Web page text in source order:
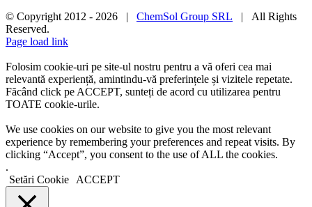
© Copyright 2012 - 2026 | ChemSol Group SRL | All Rights
Reserved.
Page load link
Folosim cookie-uri pe site-ul nostru pentru a vă oferi cea mai
relevantă experiență, amintindu-vă preferințele și vizitele repetate.
Făcând click pe ACCEPT, sunteți de acord cu utilizarea pentru
TOATE cookie-urile.
We use cookies on our website to give you the most relevant
experience by remembering your preferences and repeat visits. By
clicking “Accept”, you consent to the use of ALL the cookies.
.
Setări Cookie
ACCEPT